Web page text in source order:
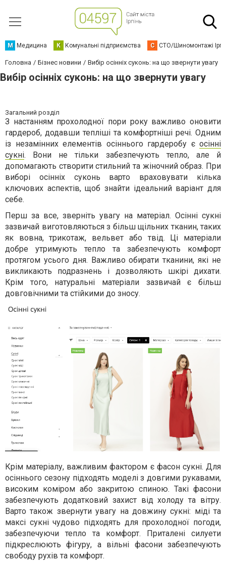
М Медицина К Комунальні підприємства С СТО/Шиномонтажі
Головна Бізнес новини Вибір осінніх суконь: на що звернути увагу
Вибір осінніх суконь: на що звернути увагу
Загальний розділ
З настанням прохолодної пори року важливо оновити
гардероб, додавши тепліші та комфортніші речі. Одним
із незамінних елементів осіннього гардеробу є осінні
сукні. Вони не тільки забезпечують тепло, але й
допомагають створити стильний та жіночний образ. При
виборі осінніх суконь варто враховувати кілька
ключових аспектів, щоб знайти ідеальний варіант для
себе.
Перш за все, зверніть увагу на матеріал. Осінні сукні
зазвичай виготовляються з більш щільних тканин, таких
як вовна, трикотаж, вельвет або твід. Ці матеріали
добре утримують тепло та забезпечують комфорт
протягом усього дня. Важливо обирати тканини, які не
викликають подразнень і дозволяють шкірі дихати.
Крім того, натуральні матеріали зазвичай є більш
довговічними та стійкими до зносу.
Крім матеріалу, важливим фактором є фасон сукні. Для
осіннього сезону підходять моделі з довгими рукавами,
високим коміром або закритою спиною. Такі фасони
забезпечують додатковий захист від холоду та вітру.
Варто також звернути увагу на довжину сукні: міді та
максі сукні чудово підходять для прохолодної погоди,
забезпечуючи тепло та комфорт. Приталені силуети
підкреслюють фігуру, а вільні фасони забезпечують
свободу рухів та комфорт.